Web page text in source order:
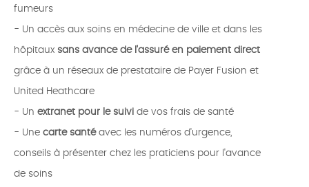
fumeurs
- Un accès aux soins en médecine de ville et dans les
hôpitaux sans avance de l'assuré en paiement direct
grâce à un réseaux de prestataire de Payer Fusion et
United Heathcare
- Un extranet pour le suivi de vos frais de santé
- Une carte santéavec les numéros d'urgence,
conseils à présenter chez les praticiens pour l'avance
de soins